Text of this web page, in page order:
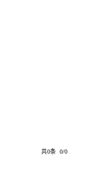
共0条 0/0